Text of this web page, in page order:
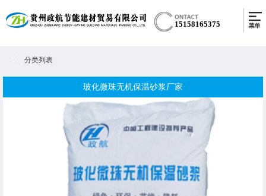
15158165375
分类列表
玻化微珠无机保温砂浆厂家